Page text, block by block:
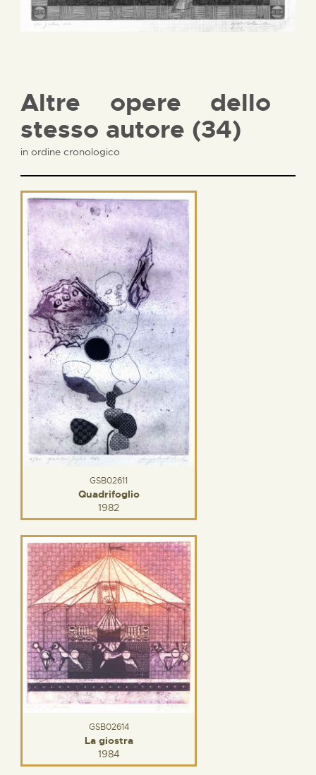
Altre opere dello
stesso autore (34)
in ordine cronologico
GSB02611
Quadrifoglio
1982
GSB02614
La giostra
1984